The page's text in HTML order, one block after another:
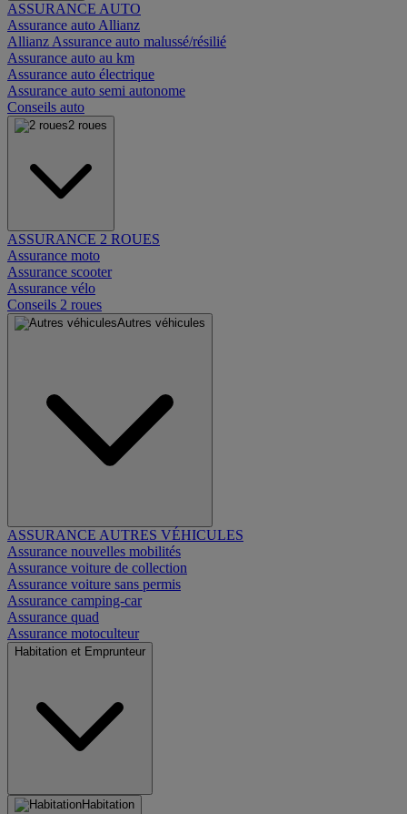
ASSURANCE AUTO
Assurance auto Allianz
Allianz Assurance auto malussé/résilié
Assurance auto au km
Assurance auto électrique
Assurance auto semi autonome
Conseils auto
2 roues
ASSURANCE 2 ROUES
Assurance moto
Assurance scooter
Assurance vélo
Conseils 2 roues
Autres véhicules
ASSURANCE AUTRES VÉHICULES
Assurance nouvelles mobilités
Assurance voiture de collection
Assurance voiture sans permis
Assurance camping-car
Assurance quad
Assurance motoculteur
Habitation et Emprunteur
Habitation